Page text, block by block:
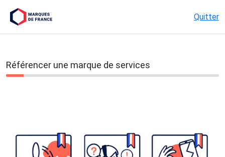
Quitter
Référencer une marque de services